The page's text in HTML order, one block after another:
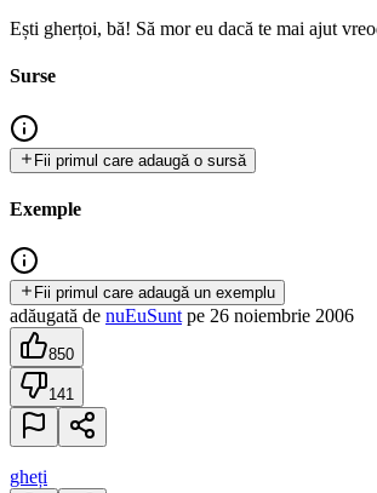
Ești gherțoi, bă! Să mor eu dacă te mai ajut
Surse
Fii primul care adaugă o sursă
Exemple
Fii primul care adaugă un exemplu
adăugată de nuEuSunt pe 26 noiembrie 2006
850
141
gheți